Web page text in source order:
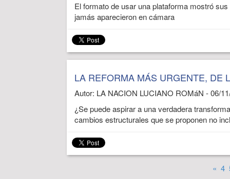
El formato de usar una plataforma mostró
jamás aparecieron en cámara
LA REFORMA MÁS URGENTE, DE
Autor: LA NACION LUCIANO ROMáN - 06/
¿Se puede aspirar a una verdadera
cambios estructurales que se proponen no
« 4